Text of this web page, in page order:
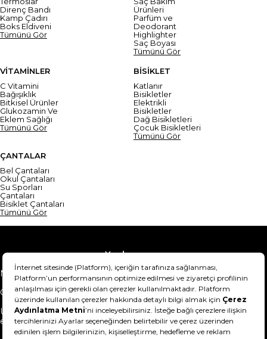
Direnç Bandı
Kamp Çadırı
Boks Eldiveni
Tümünü Gör
Ürünleri
Parfüm ve
Deodorant
Highlighter
Saç Boyası
Tümünü Gör
VİTAMİNLER
C Vitamini
Bağışıklık
Bitkisel Ürünler
Glukozamin Ve
Eklem Sağlığı
Tümünü Gör
BİSİKLET
Katlanır
Bisikletler
Elektrikli
Bisikletler
Dağ Bisikletleri
Çocuk Bisikletleri
Tümünü Gör
ÇANTALAR
Bel Çantaları
Okul Çantaları
Su Sporları
Çantaları
Bisiklet Çantaları
Tümünü Gör
Yardım
Mesafeli Satış Sözleşmesi
Teslimat Bilgisi
Gizlilik Sözleşmesi
Şartlar & Koşullar
Ürünümü nasıl iade
edebilirim?
Hakkımızda